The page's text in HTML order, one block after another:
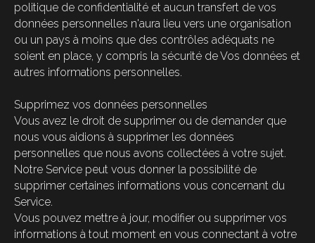
politique de confidentialité et aucun transfert de vos
données personnelles n'aura lieu vers une organisation
ou un pays à moins que des contrôles adéquats ne
soient en place, y compris la sécurité de Vos données et
autres informations personnelles.
Supprimez vos données personnelles
Vous avez le droit de supprimer ou de demander que
nous vous aidions à supprimer les données
personnelles que nous avons collectées à votre sujet.
Notre Service peut vous donner la possibilité de
supprimer certaines informations vous concernant du
Service.
Vous pouvez mettre à jour, modifier ou supprimer vos
informations à tout moment en vous connectant à votre
À PROPOS DE NOUS
FAQ
A propos de nous
Sangles de wakeboard
Vêtements
Chausses